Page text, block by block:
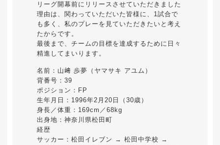
リーグ開幕前にリリースさせていただきました
理由は、関わっていただいた皆様に、1試合で
も多く、私のプレーを見ていただきたいと考え
たからです。
最後まで、チームの目標を達成するために日々
精進してまいります。
名前：山﨑 歩夢（ヤマサキ アユム）
背番号：39
ポジション：FP
生年月日：1996年2月20日（30歳）
身長／体重：169cm／68kg
出身地：神奈川県松田町
経歴
サッカー：松田イレブン → 松田中学校 →